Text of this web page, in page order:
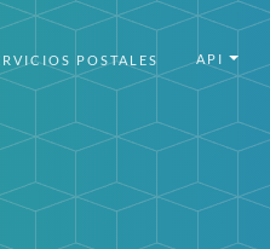
POSTALES API